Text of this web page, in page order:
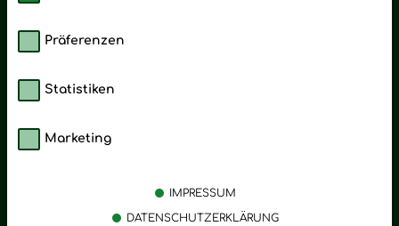
Präferenzen
Statistiken
Marketing
IMPRESSUM
DATENSCHUTZERKLÄRUNG
Stress
Entspannung